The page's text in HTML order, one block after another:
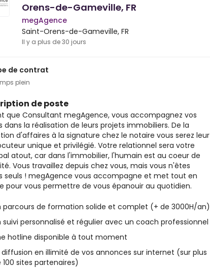
Orens-de-Gameville, FR
megAgence
Saint-Orens-de-Gameville, FR
Il y a plus de 30 jours
de contrat
plein
de poste
que Consultant megAgence, vous accompagnez vos
dans la réalisation de leurs projets immobiliers. De la
d'affaires à la signature chez le notaire vous serez leur
unique et privilégié. Votre relationnel sera votre
atout, car dans l'immobilier, l'humain est au coeur de
Vous travaillez depuis chez vous, mais vous n'êtes
seuls ! megAgence vous accompagne et met tout en
pour vous permettre de vous épanouir au quotidien.
parcours de formation solide et complet (+ de 3000H/an)
suivi personnalisé et régulier avec un coach professionnel
hotline disponible à tout moment
diffusion en illimité de vos annonces sur internet (sur plus
100 sites partenaires)